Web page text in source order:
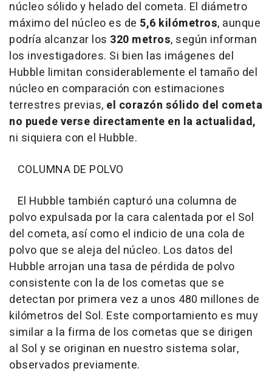
núcleo sólido y helado del cometa. El diámetro
máximo del núcleo es de 5,6 kilómetros, aunque
podría alcanzar los 320 metros, según informan
los investigadores. Si bien las imágenes del
Hubble limitan considerablemente el tamaño del
núcleo en comparación con estimaciones
terrestres previas, el corazón sólido del cometa
no puede verse directamente en la actualidad,
ni siquiera con el Hubble.
COLUMNA DE POLVO
El Hubble también capturó una columna de
polvo expulsada por la cara calentada por el Sol
del cometa, así como el indicio de una cola de
polvo que se aleja del núcleo. Los datos del
Hubble arrojan una tasa de pérdida de polvo
consistente con la de los cometas que se
detectan por primera vez a unos 480 millones de
kilómetros del Sol. Este comportamiento es muy
similar a la firma de los cometas que se dirigen
al Sol y se originan en nuestro sistema solar,
observados previamente.